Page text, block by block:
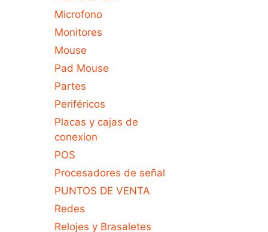
Microfono
Monitores
Mouse
Pad Mouse
Partes
Periféricos
Placas y cajas de
conexion
POS
Procesadores de señal
PUNTOS DE VENTA
Redes
Relojes y Brasaletes